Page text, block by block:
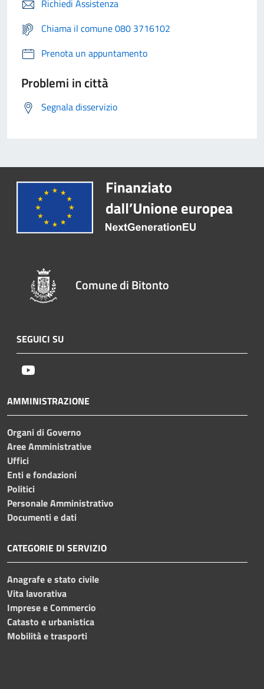
Richiedi Assistenza
Chiama il comune 080 3716102
Prenota un appuntamento
Problemi in città
Segnala disservizio
Comune di Bitonto
SEGUICI SU
AMMINISTRAZIONE
Organi di Governo
Aree Amministrative
Uffici
Enti e fondazioni
Politici
Personale Amministrativo
Documenti e dati
CATEGORIE DI SERVIZIO
Anagrafe e stato civile
Vita lavorativa
Imprese e Commercio
Catasto e urbanistica
Mobilità e trasporti